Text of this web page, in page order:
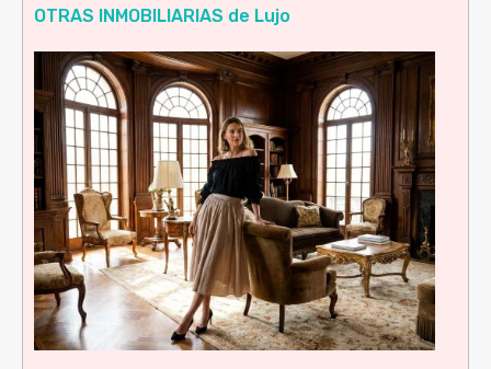
OTRAS INMOBILIARIAS de Lujo